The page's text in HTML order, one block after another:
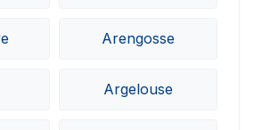
Arengosse
Argelouse